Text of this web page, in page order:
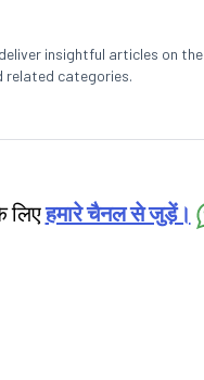
insightful articles on the
related categories.
लिएहमारे चैनल से जुड़ें।